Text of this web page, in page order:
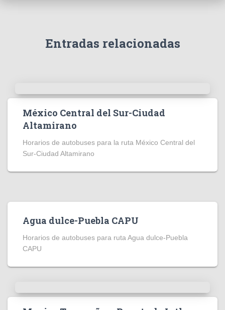
Entradas relacionadas
México Central del Sur-Ciudad
Altamirano
Horarios de autobuses para la ruta México Central del
Sur-Ciudad Altamirano
Agua dulce-Puebla CAPU
Horarios de autobuses para ruta Agua dulce-Puebla
CAPU